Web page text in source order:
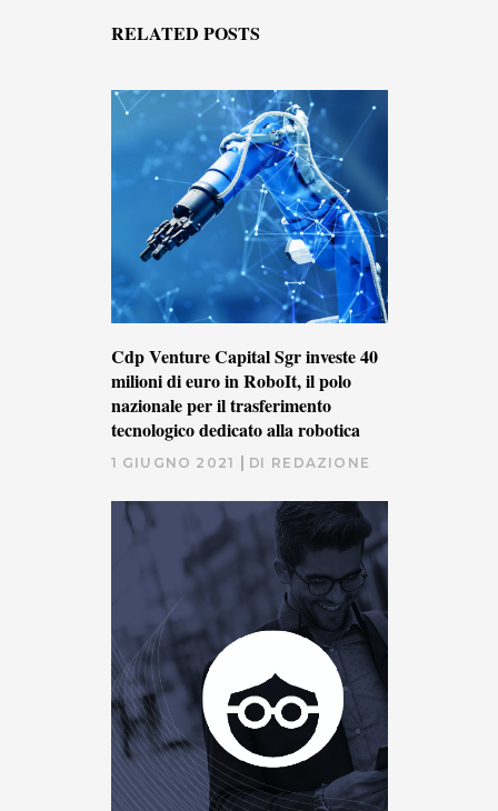
RELATED POSTS
Cdp Venture Capital Sgr investe 40
milioni di euro in RoboIt, il polo
nazionale per il trasferimento
tecnologico dedicato alla robotica
1 GIUGNO 2021 DI REDAZIONE